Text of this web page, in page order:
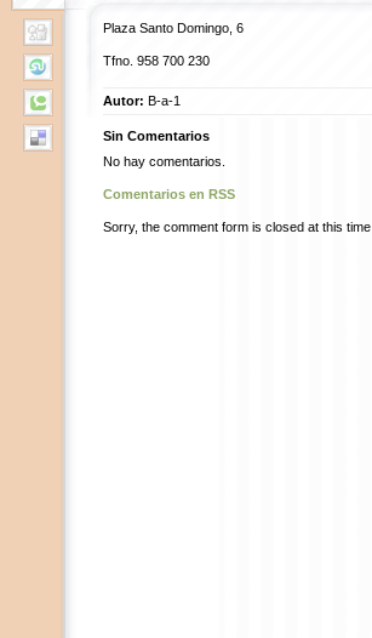
Plaza Santo Domingo, 6
Tfno. 958 700 230
Autor: B-a-1
Sin Comentarios
No hay comentarios.
Comentarios en RSS
Sorry, the comment form is closed at this time.